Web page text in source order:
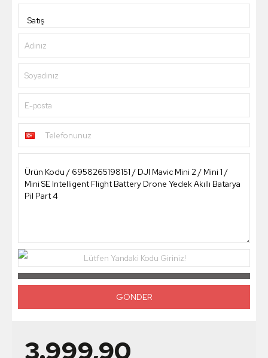
Adınız
Soyadınız
E-posta
Telefonunuz
Lütfen Yandaki Kodu Giriniz!
3.999,90